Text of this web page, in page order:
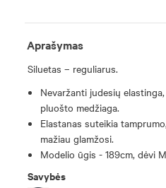
Aprašymas
Siluetas – reguliarus.
Nevaržanti judesių
pluošto medžiaga.
Elastanas suteikia
mažiau glamžosi.
Modelio ūgis - 189cm, dėvi
Savybės